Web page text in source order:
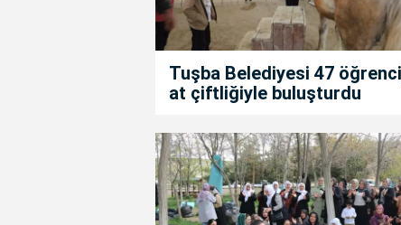
Tuşba Belediyesi 47
at çiftliğiyle buluşturdu